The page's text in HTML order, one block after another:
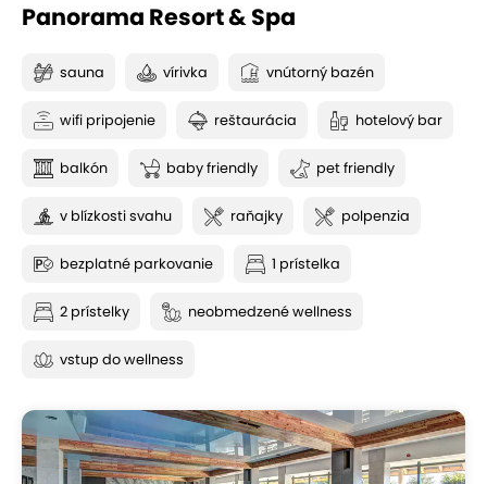
Panorama Resort & Spa
sauna vírivka vnútorný bazén
wifi pripojenie reštaurácia hotelový bar
balkón baby friendly pet friendly
v blízkosti svahu raňajky polpenzia
bezplatné parkovanie 1 prístelka
2 prístelky neobmedzené wellness
vstup do wellness